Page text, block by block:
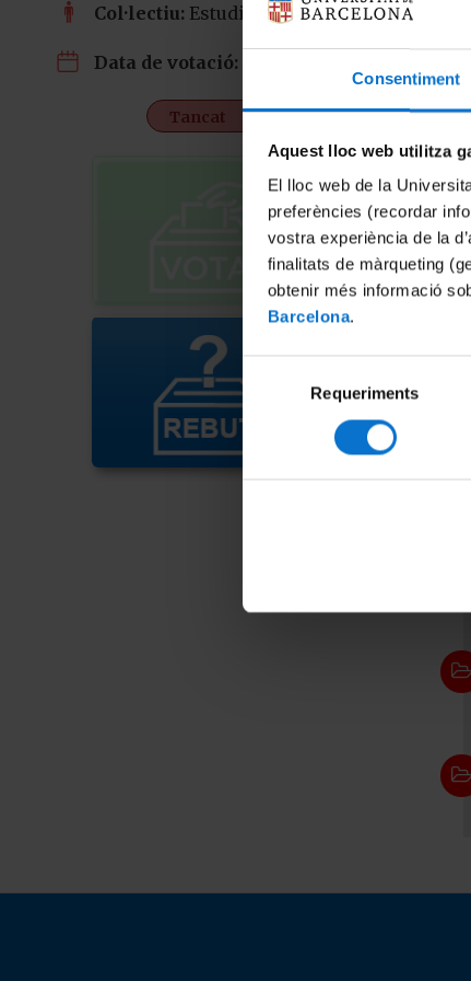
Consentiment
Aquest lloc web utilitza
El lloc web de la
preferències (recordar
vostra experiència de la
finalitats de màrqueting
obtenir més informació
Barcelona.
de
consentiment
Requeriments
Col·lectiu: Estudiants
Data de votació:
Tancat